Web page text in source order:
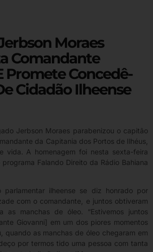
Moraes
Comandante
Promete Concedê-
Cidadão Ilheense
Jerbson Moraes parabenizou o capitão
da Capitania dos Portos de Ilhéus,
vida. A homenagem foi nesta sexta-feira
Falando Direito da Rádio Bahiana
parlamentar ilheense se diz honrado por
com o comandante, e juntos obtiveram
as manchas de óleo. “Estivemos juntos
Giovanni] em um dos piores momentos
quando as manchas de óleo chegaram em
por termos tido uma pessoa com tanta